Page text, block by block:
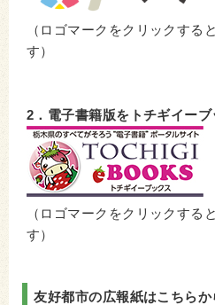
（ロゴマークをクリックする
す）
2．電子書籍版をトチギイーブ
（ロゴマークをクリックする
す）
友好都市の広報紙はこちらか